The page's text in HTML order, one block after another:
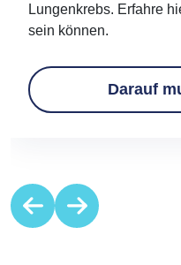
Lungenkrebs. Erfahre
sein können.
Darauf